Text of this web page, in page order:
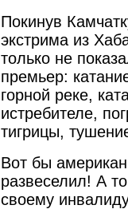
Покинув
экстрима из
только не
премьер:
горной реке,
истребителе,
тигрицы,
Вот бы
развеселил! А
своему